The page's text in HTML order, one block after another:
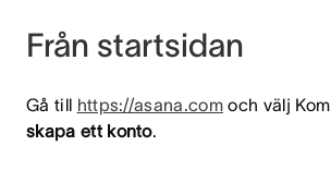
Från startsidan
Gå till https://asana.com och välj Kom
skapa ett konto.